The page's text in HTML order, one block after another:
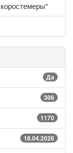
Да
306
1170
18.04.2026